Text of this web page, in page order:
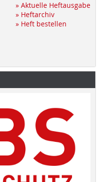
» Aktuelle Heftausgabe
» Heftarchiv
» Heft bestellen